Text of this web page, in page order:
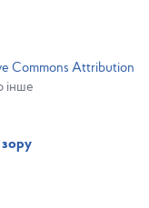
Commons Attribution
інше